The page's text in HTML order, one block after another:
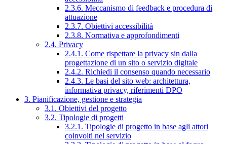
2.3.6. Meccanismo di feedback e procedura di
attuazione
2.3.7. Obiettivi accessibilità
2.3.8. Normativa e approfondimenti
2.4. Privacy
2.4.1. Come rispettare la privacy sin dalla
progettazione di un sito o servizio digitale
2.4.2. Richiedi il consenso quando necessario
2.4.3. Le basi del sito web: architettura,
informativa privacy, riferimenti DPO
3. Pianificazione, gestione e strategia
3.1. Obiettivi del progetto
3.2. Tipologie di progetti
3.2.1. Tipologie di progetto in base agli attori
coinvolti nel servizio